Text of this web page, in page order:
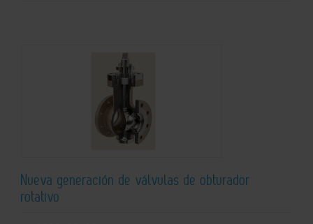
Nueva generación de válvulas de obturador
rotativo